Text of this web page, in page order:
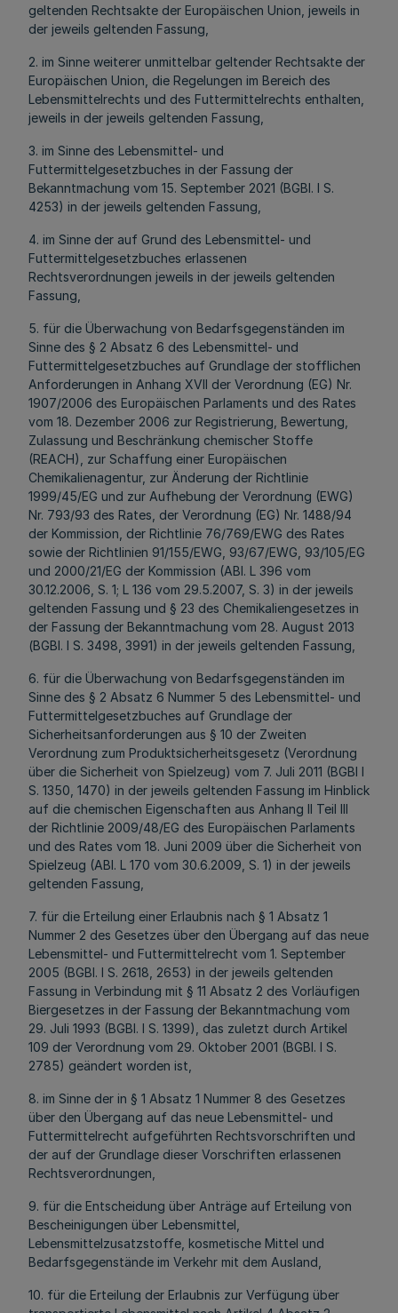
geltenden Rechtsakte der Europäischen Union, jeweils in
der jeweils geltenden Fassung,
2. im Sinne weiterer unmittelbar geltender Rechtsakte der
Europäischen Union, die Regelungen im Bereich des
Lebensmittelrechts und des Futtermittelrechts enthalten,
jeweils in der jeweils geltenden Fassung,
3. im Sinne des Lebensmittel- und
Futtermittelgesetzbuches in der Fassung der
Bekanntmachung vom 15. September 2021 (BGBl. I S.
4253) in der jeweils geltenden Fassung,
4. im Sinne der auf Grund des Lebensmittel- und
Futtermittelgesetzbuches erlassenen
Rechtsverordnungen jeweils in der jeweils geltenden
Fassung,
5. für die Überwachung von Bedarfsgegenständen im
Sinne des § 2 Absatz 6 des Lebensmittel- und
Futtermittelgesetzbuches auf Grundlage der stofflichen
Anforderungen in Anhang XVII der Verordnung (EG) Nr.
1907/2006 des Europäischen Parlaments und des Rates
vom 18. Dezember 2006 zur Registrierung, Bewertung,
Zulassung und Beschränkung chemischer Stoffe
(REACH), zur Schaffung einer Europäischen
Chemikalienagentur, zur Änderung der Richtlinie
1999/45/EG und zur Aufhebung der Verordnung (EWG)
Nr. 793/93 des Rates, der Verordnung (EG) Nr. 1488/94
der Kommission, der Richtlinie 76/769/EWG des Rates
sowie der Richtlinien 91/155/EWG, 93/67/EWG, 93/105/EG
und 2000/21/EG der Kommission (ABl. L 396 vom
30.12.2006, S. 1; L 136 vom 29.5.2007, S. 3) in der jeweils
geltenden Fassung und § 23 des Chemikaliengesetzes in
der Fassung der Bekanntmachung vom 28. August 2013
(BGBl. I S. 3498, 3991) in der jeweils geltenden Fassung,
6. für die Überwachung von Bedarfsgegenständen im
Sinne des § 2 Absatz 6 Nummer 5 des Lebensmittel- und
Futtermittelgesetzbuches auf Grundlage der
Sicherheitsanforderungen aus § 10 der Zweiten
Verordnung zum Produktsicherheitsgesetz (Verordnung
über die Sicherheit von Spielzeug) vom 7. Juli 2011 (BGBl I
S. 1350, 1470) in der jeweils geltenden Fassung im Hinblick
auf die chemischen Eigenschaften aus Anhang II Teil III
der Richtlinie 2009/48/EG des Europäischen Parlaments
und des Rates vom 18. Juni 2009 über die Sicherheit von
Spielzeug (ABl. L 170 vom 30.6.2009, S. 1) in der jeweils
geltenden Fassung,
7. für die Erteilung einer Erlaubnis nach § 1 Absatz 1
Nummer 2 des Gesetzes über den Übergang auf das neue
Lebensmittel- und Futtermittelrecht vom 1. September
2005 (BGBl. I S. 2618, 2653) in der jeweils geltenden
Fassung in Verbindung mit § 11 Absatz 2 des Vorläufigen
Biergesetzes in der Fassung der Bekanntmachung vom
29. Juli 1993 (BGBl. I S. 1399), das zuletzt durch Artikel
109 der Verordnung vom 29. Oktober 2001 (BGBl. I S.
2785) geändert worden ist,
8. im Sinne der in § 1 Absatz 1 Nummer 8 des Gesetzes
über den Übergang auf das neue Lebensmittel- und
Futtermittelrecht aufgeführten Rechtsvorschriften und
der auf der Grundlage dieser Vorschriften erlassenen
Rechtsverordnungen,
9. für die Entscheidung über Anträge auf Erteilung von
Bescheinigungen über Lebensmittel,
Lebensmittelzusatzstoffe, kosmetische Mittel und
Bedarfsgegenstände im Verkehr mit dem Ausland,
10. für die Erteilung der Erlaubnis zur Verfügung über